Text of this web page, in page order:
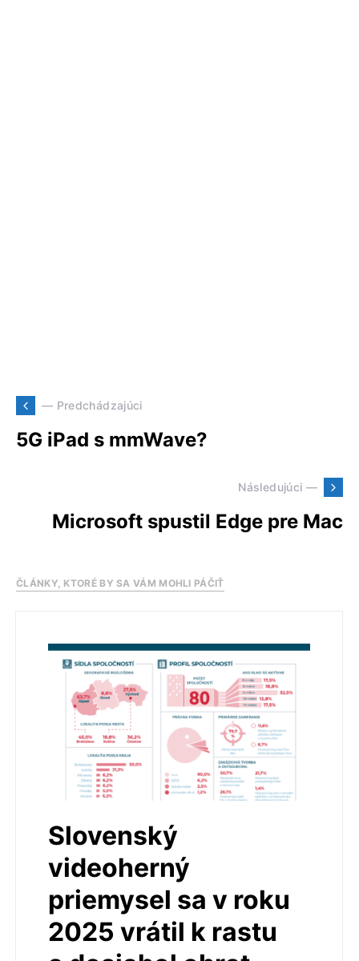
— Predchádzajúci
5G iPad s mmWave?
Následujúci —
Microsoft spustil Edge pre Mac
ČLÁNKY, KTORÉ BY SA VÁM MOHLI PÁČIŤ
Slovenský
videoherný
priemysel sa v roku
2025 vrátil k rastu